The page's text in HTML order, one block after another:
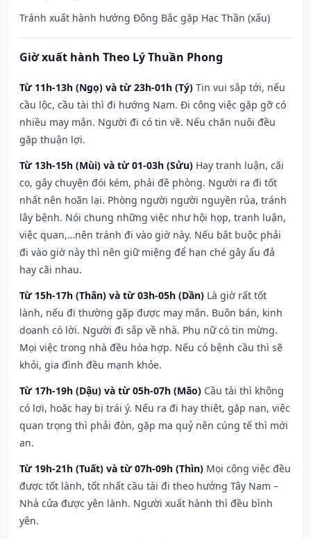
Tránh xuất hành hướng Đông Bắc gặp Hạc Thần (xấu)
Giờ xuất hành Theo Lý Thuần Phong
Từ 11h-13h (Ngọ) và từ 23h-01h (Tý) Tin vui sắp tới, nếu
cầu lộc, cầu tài thì đi hướng Nam. Đi công việc gặp gỡ có
nhiều may mắn. Người đi có tin về. Nếu chăn nuôi đều
gặp thuận lợi.
Từ 13h-15h (Mùi) và từ 01-03h (Sửu) Hay tranh luận, cãi
cọ, gây chuyện đói kém, phải đề phòng. Người ra đi tốt
nhất nên hoãn lại. Phòng người người nguyền rủa, tránh
lây bệnh. Nói chung những việc như hội họp, tranh luận,
việc quan,…nên tránh đi vào giờ này. Nếu bắt buộc phải
đi vào giờ này thì nên giữ miệng để hạn ché gây ẩu đả
hay cãi nhau.
Từ 15h-17h (Thân) và từ 03h-05h (Dần) Là giờ rất tốt
lành, nếu đi thường gặp được may mắn. Buôn bán, kinh
doanh có lời. Người đi sắp về nhà. Phụ nữ có tin mừng.
Mọi việc trong nhà đều hòa hợp. Nếu có bệnh cầu thì sẽ
khỏi, gia đình đều mạnh khỏe.
Từ 17h-19h (Dậu) và từ 05h-07h (Mão) Cầu tài thì không
có lợi, hoặc hay bị trái ý. Nếu ra đi hay thiệt, gặp nạn, việc
quan trọng thì phải đòn, gặp ma quỷ nên cúng tế thì mới
an.
Từ 19h-21h (Tuất) và từ 07h-09h (Thìn) Mọi công việc đều
được tốt lành, tốt nhất cầu tài đi theo hướng Tây Nam –
Nhà cửa được yên lành. Người xuất hành thì đều bình
yên.